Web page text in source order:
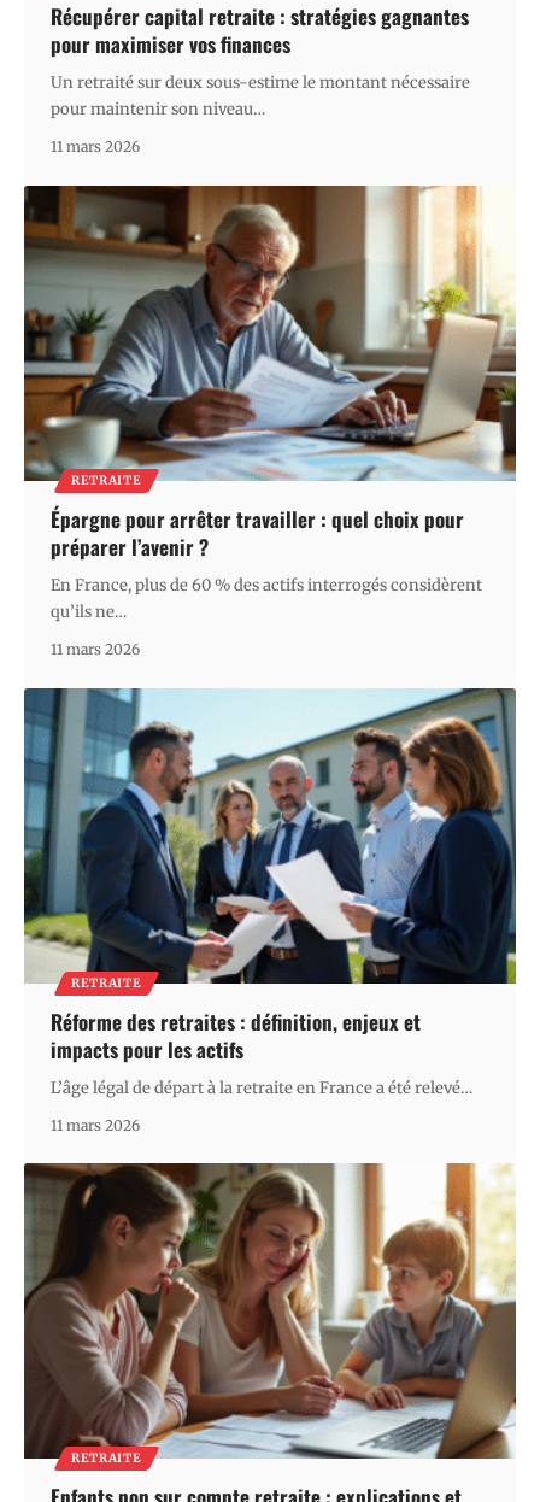
Récupérer capital retraite : stratégies gagnantes
pour maximiser vos finances
Un retraité sur deux sous-estime le montant nécessaire
pour maintenir son niveau…
11 mars 2026
RETRAITE
Épargne pour arrêter travailler : quel choix pour
préparer l’avenir ?
En France, plus de 60 % des actifs interrogés considèrent
qu’ils ne…
11 mars 2026
RETRAITE
Réforme des retraites : définition, enjeux et
impacts pour les actifs
L’âge légal de départ à la retraite en France a été relevé…
11 mars 2026
RETRAITE